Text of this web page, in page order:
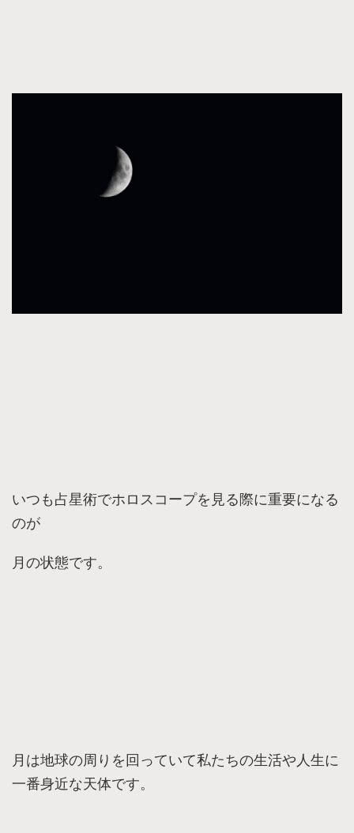
いつも占星術でホロスコープを見る際に重要になる
のが
月の状態です。
月は地球の周りを回っていて私たちの生活や人生に
一番身近な天体です。